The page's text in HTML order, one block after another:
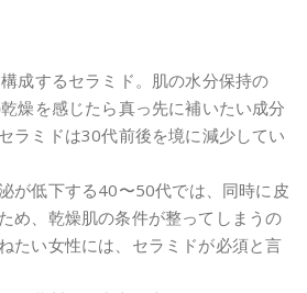
成するセラミド。肌の水分保持の
燥を感じたら真っ先に補いたい成分
ラミドは30代前後を境に減少してい
が低下する40〜50代では、同時に皮
め、乾燥肌の条件が整ってしまうの
たい女性には、セラミドが必須と言